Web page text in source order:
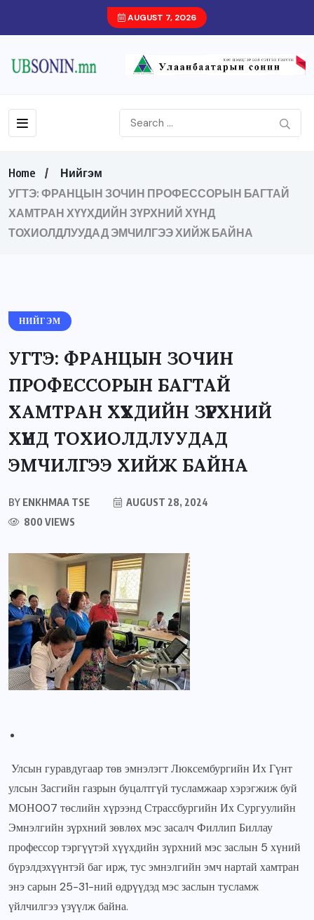
AUGUST 7, 2026
Home
Нийгэм
УГТЭ: ФРАНЦЫН ЗОЧИН ПРОФЕССОРЫН БАГТАЙ
ХАМТРАН ХҮҮХДИЙН ЗҮРХНИЙ ХҮНД
ТОХИОЛДЛУУДАД ЭМЧИЛГЭЭ ХИЙЖ БАЙНА
НИЙГЭМ
УГТЭ: ФРАНЦЫН ЗОЧИН
ПРОФЕССОРЫН БАГТАЙ
ХАМТРАН ХҮҮХДИЙН ЗҮРХНИЙ
ХҮНД ТОХИОЛДЛУУДАД
ЭМЧИЛГЭЭ ХИЙЖ БАЙНА
BY ENKHMAA TSE
AUGUST 28, 2024
800 VIEWS
Улсын гуравдугаар төв эмнэлэгт Люксембургийн Их Гүнт
улсын Засгийн газрын буцалтгүй тусламжаар хэрэгжиж буй
МОН007 төслийн хүрээнд Страссбургийн Их Сургуулийн
Эмнэлгийн зүрхний зөвлөх мэс засалч Филлип Биллау
профессор тэргүүтэй хүүхдийн зүрхний мэс заслын 5 хүний
бүрэлдэхүүнтэй баг ирж, тус эмнэлгийн эмч нартай хамтран
энэ сарын 25-31-ний өдрүүдэд мэс заслын тусламж
үйлчилгээ үзүүлж байна.